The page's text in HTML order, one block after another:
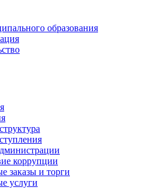
образования
коррупции
заказы и торги
услуги